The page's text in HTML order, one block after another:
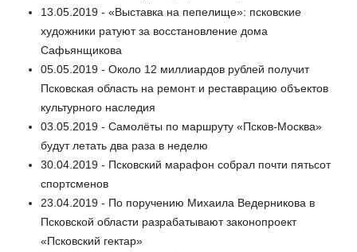
13.05.2019 - «Выставка на пепелище»: псковские
художники ратуют за восстановление дома
Сафьянщикова
05.05.2019 - Около 12 миллиардов рублей получит
Псковская область на ремонт и реставрацию объектов
культурного наследия
03.05.2019 - Самолёты по маршруту «Псков-Москва»
будут летать два раза в неделю
30.04.2019 - Псковский марафон собрал почти пятьсот
спортсменов
23.04.2019 - По поручению Михаила Ведерникова в
Псковской области разрабатывают законопроект
«Псковский гектар»